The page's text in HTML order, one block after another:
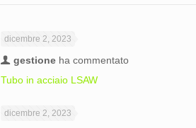
dicembre 2, 2023
gestioneha commentato
Tubo in acciaio LSAW
dicembre 2, 2023